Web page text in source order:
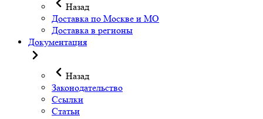
Назад
Доставка по Москве и МО
Доставка в регионы
Документация
Назад
Законодательство
Ссылки
Статьи